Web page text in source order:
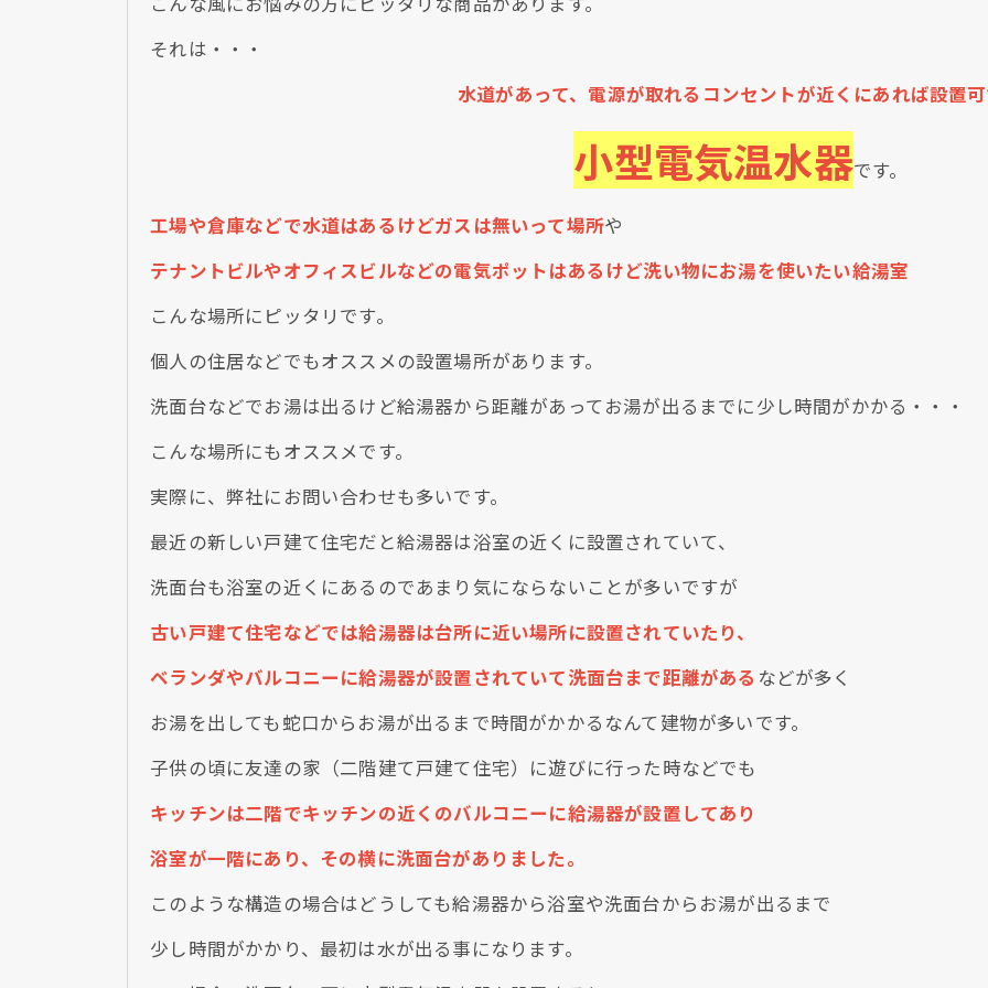
それは・・・
水道があって、電源が取れるコンセントが近くにあれば設置
小型電気温水器です。
工場や倉庫などで水道はあるけどガスは無いって場所や
テナントビルやオフィスビルなどの電気ポットはあるけど洗い物にお湯を使いたい給湯室
こんな場所にピッタリです。
個人の住居などでもオススメの設置場所があります。
洗面台などでお湯は出るけど給湯器から距離があってお湯が出るまでに少し時間がかかる・・・
こんな場所にもオススメです。
実際に、弊社にお問い合わせも多いです。
最近の新しい戸建て住宅だと給湯器は浴室の近くに設置されていて、
洗面台も浴室の近くにあるのであまり気にならないことが多いですが
古い戸建て住宅などでは給湯器は台所に近い場所に設置されていたり、
ベランダやバルコニーに給湯器が設置されていて洗面台まで距離がある などが多く
お湯を出しても蛇口からお湯が出るまで時間がかかるなんて建物が多いです。
子供の頃に友達の家（二階建て戸建て住宅）に遊びに行った時などでも
キッチンは二階でキッチンの近くのバルコニーに給湯器が設置してあり
浴室が一階にあり、その横に洗面台がありました。
このような構造の場合はどうしても給湯器から浴室や洗面台からお湯が出るまで
少し時間がかかり、最初は水が出る事になります。